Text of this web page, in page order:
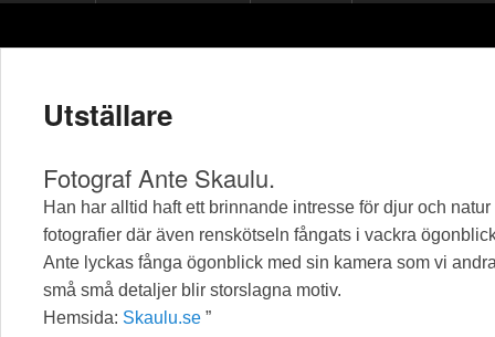
Utställare
Fotograf Ante Skaulu.
Han har alltid haft ett brinnande intresse för djur och
fotografier där även renskötseln fångats i vackra
Ante lyckas fånga ögonblick med sin kamera som vi
små små detaljer blir storslagna motiv.
Hemsida: Skaulu.se ”